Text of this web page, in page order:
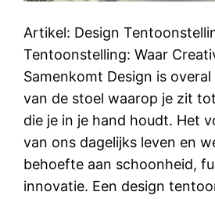
Artikel: Design
Tentoonstelling: Waar
Samenkomt Design is
van de stoel waarop je zit
die je in je hand houdt. Het
van ons dagelijks leven en
behoefte aan schoonheid,
innovatie. Een design